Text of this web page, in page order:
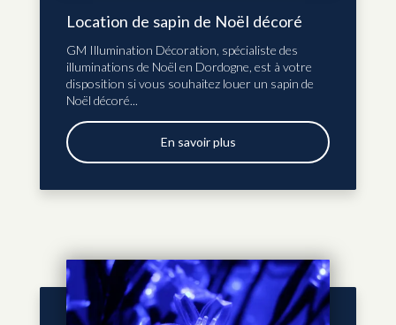
Location de sapin de Noël décoré
GM Illumination Décoration, spécialiste des
illuminations de Noël en Dordogne, est à votre
disposition si vous souhaitez louer un sapin de
Noël décoré...
En savoir plus